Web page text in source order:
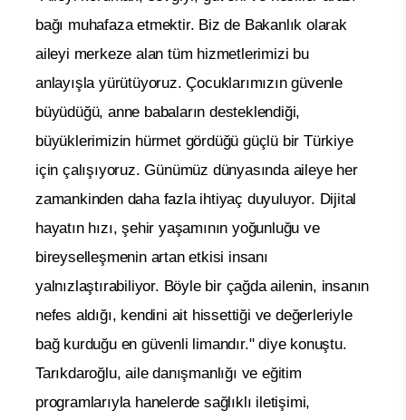
bağı muhafaza etmektir. Biz de Bakanlık olarak
aileyi merkeze alan tüm hizmetlerimizi bu
anlayışla yürütüyoruz. Çocuklarımızın güvenle
büyüdüğü, anne babaların desteklendiği,
büyüklerimizin hürmet gördüğü güçlü bir Türkiye
için çalışıyoruz. Günümüz dünyasında aileye her
zamankinden daha fazla ihtiyaç duyuluyor. Dijital
hayatın hızı, şehir yaşamının yoğunluğu ve
bireyselleşmenin artan etkisi insanı
yalnızlaştırabiliyor. Böyle bir çağda ailenin, insanın
nefes aldığı, kendini ait hissettiği ve değerleriyle
bağ kurduğu en güvenli limandır." diye konuştu.
Tarıkdaroğlu, aile danışmanlığı ve eğitim
programlarıyla hanelerde sağlıklı iletişimi,